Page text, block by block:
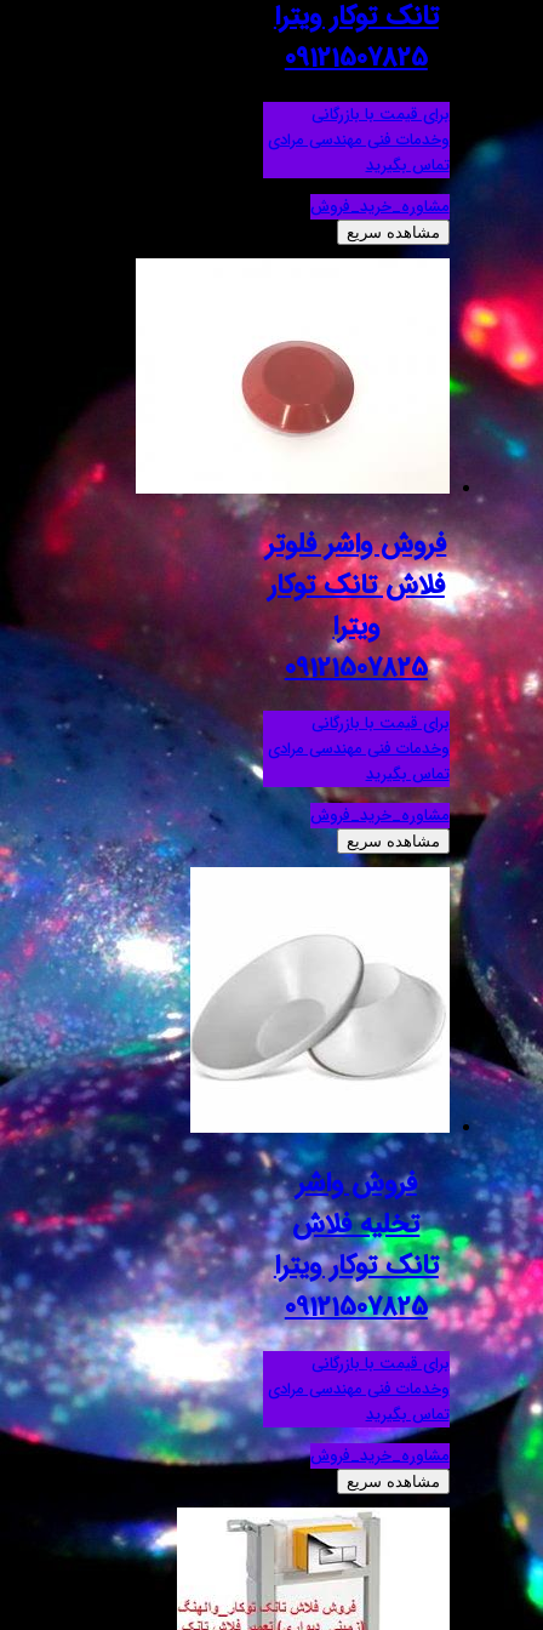
تانک توکار ویترا
09121507825
برای قیمت با بازرگانی
وخدمات فنی مهندسی مرادی
تماس بگیرید
مشاوره_خرید_فروش
مشاهده سریع
فروش واشر فلوتر
فلاش تانک توکار
ویترا
09121507825
برای قیمت با بازرگانی
وخدمات فنی مهندسی مرادی
تماس بگیرید
مشاوره_خرید_فروش
مشاهده سریع
فروش واشر
تخلیه فلاش
تانک توکار ویترا
09121507825
برای قیمت با بازرگانی
وخدمات فنی مهندسی مرادی
تماس بگیرید
مشاوره_خرید_فروش
مشاهده سریع